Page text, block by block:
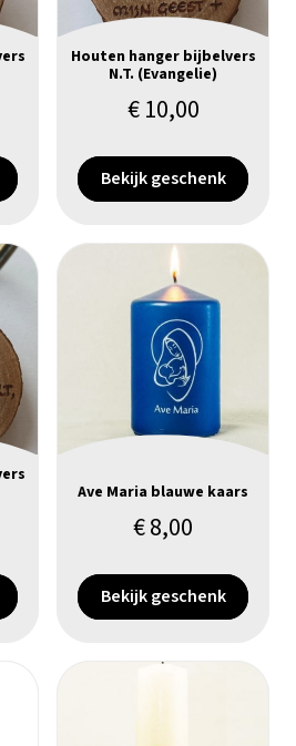
Houten hanger bijbelvers
N.T. (Evangelie)
€10,00
Bekijk geschenk
Ave Maria blauwe kaars
€8,00
Bekijk geschenk